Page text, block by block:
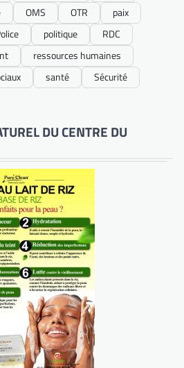
OMS OTR
paix
politique
RDC
ressources humaines
santé
Sécurité
DU CENTRE DU